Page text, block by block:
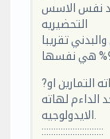
نفس الاسس
التحضيريه
تقريبا
?الاختلاف يكون في كيفيه توظيف لاعبيك لهاته التمارين او
الداءم لهاته
::::::::::::::::::::::::::